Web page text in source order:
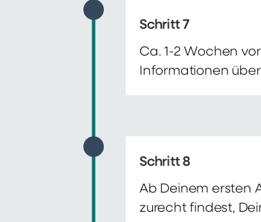
Schritt 7
Ca. 1-2 Wochen
Informationen
Schritt 8
Ab Deinem ersten
zurecht findest,